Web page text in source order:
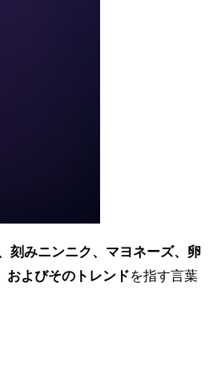
刻みニンニク、マヨネーズ、卵
およびそのトレンドを指す言葉